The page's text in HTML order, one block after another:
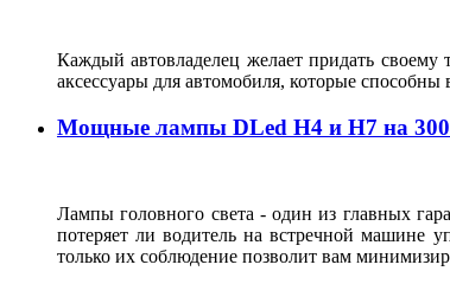
Каждый автовладелец желает придать
аксессуары для автомобиля, которые
Мощные лампы DLed H4 и H7 на
Лампы головного света - один из главных
потеряет ли водитель на встречной машине
только их соблюдение позволит вам